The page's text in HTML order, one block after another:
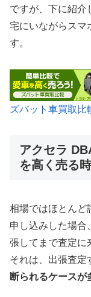
ですが、下に紹介
宅にいながらスマ
す。
ズバット車買取比
アクセラ
を高く売る
相場ではほとんど
申し込みした場合、
張してまで査定に
それは、出張査定
断られるケースが